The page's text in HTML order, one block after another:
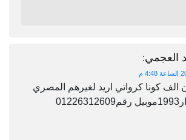
العجمي:
الف كونا كرواتي اريد لغيرهم المصري